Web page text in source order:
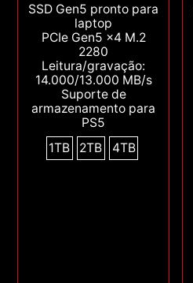
SSD Gen5 pronto para
laptop
PCIe Gen5 x4 M.2
2280
Leitura/gravação:
14.000/13.000 MB/s
Suporte de
armazenamento para
PS5
1TB
2TB 4TB